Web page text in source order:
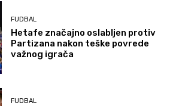
FUDBAL
Hetafe značajno oslabljen protiv
Partizana nakon teške povrede
važnog igrača
FUDBAL